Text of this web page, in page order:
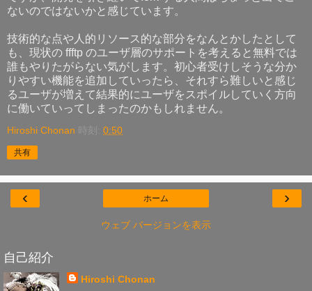
ないのではないかと感じています。
技術的な点や人的リソース的な部分をなんとかしたとして
も、現状の ffftp のユーザ層のサポートを考えると無料では
誰もやりたがらない気がします。初心者受けしそうな分か
りやすい機能を追加していったら、それすら難しいと感じ
るユーザが増えて結果的にユーザをスポイルしていく方向
に働いていってしまったのかもしれません。
Hiroshi Chonan 時刻: 0:50
共有
‹ ›
ホーム
ウェブ バージョンを表示
自己紹介
Hiroshi Chonan